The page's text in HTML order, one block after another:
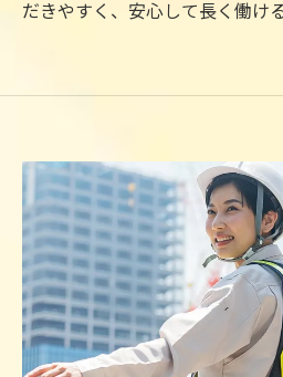
だきやすく、安心して長く働け